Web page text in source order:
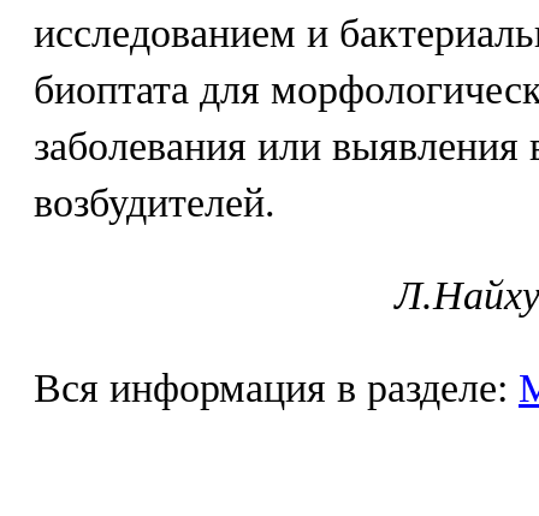
исследованием и
биоптата для
заболевания или
возбудителей.
Вся информация в разделе: